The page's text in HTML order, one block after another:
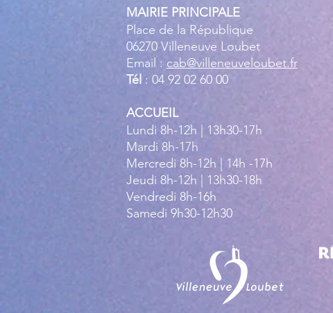
MAIRIE PRINCIPALE
Place de la République
06270 Villeneuve Loubet
Email : cab@villeneuveloubet.fr
Tél : 04 92 02 60 00
ACCUEIL
Lundi 8h-12h | 13h30-17h
Mardi 8h-17h
Mercredi 8h-12h | 14h -17h
Jeudi 8h-12h | 13h30-18h
Vendredi 8h-16h
Samedi 9h30-12h30